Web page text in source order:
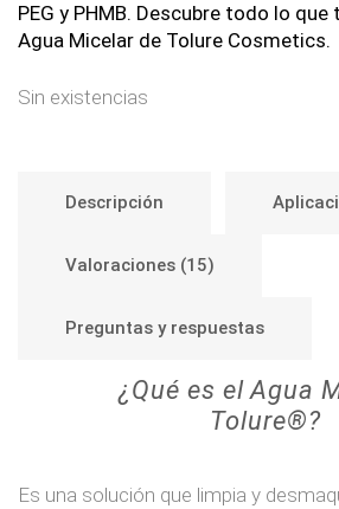
PEG y PHMB. Descubre todo lo
Agua Micelar de Tolure Cosmetics.
Sin existencias
Descripción
Valoraciones (15)
Preguntas y respuestas
¿Qué es el Agua
Tolure®?
Es una solución que limpia y